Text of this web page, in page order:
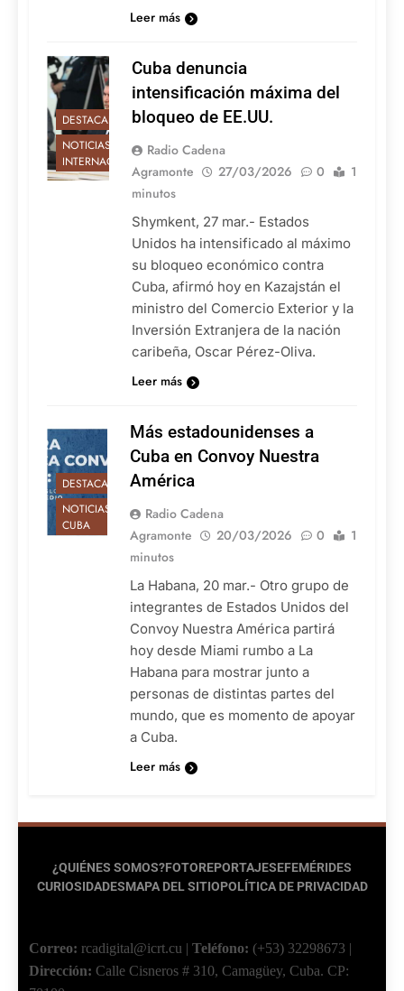
Leer más
DESTACADAS
NOTICIAS
INTERNACIONALES
Cuba denuncia
intensificación máxima del
bloqueo de EE.UU.
Radio Cadena
Agramonte
27/03/2026 0
1
minutos
Shymkent, 27 mar.- Estados
Unidos ha intensificado al máximo
su bloqueo económico contra
Cuba, afirmó hoy en Kazajstán el
ministro del Comercio Exterior y la
Inversión Extranjera de la nación
caribeña, Oscar Pérez-Oliva.
Leer más
DESTACADAS
NOTICIAS DE
CUBA
Más estadounidenses a
Cuba en Convoy Nuestra
América
Radio Cadena
Agramonte
20/03/2026 0
1
minutos
La Habana, 20 mar.- Otro grupo de
integrantes de Estados Unidos del
Convoy Nuestra América partirá
hoy desde Miami rumbo a La
Habana para mostrar junto a
personas de distintas partes del
mundo, que es momento de apoyar
a Cuba.
Leer más
¿QUIÉNES SOMOS?FOTOREPORTAJESEFEMÉRIDES
CURIOSIDADESMAPA DEL SITIOPOLÍTICA DE PRIVACIDAD
Correo: rcadigital@icrt.cu | Teléfono: (+53) 32298673 |
Dirección: Calle Cisneros # 310, Camagüey, Cuba. CP: